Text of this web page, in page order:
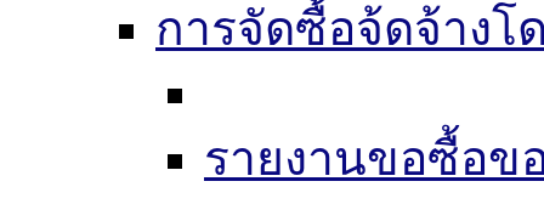
การจัดซื้อจ้ดจ้างโ
รายงานขอซื้อข